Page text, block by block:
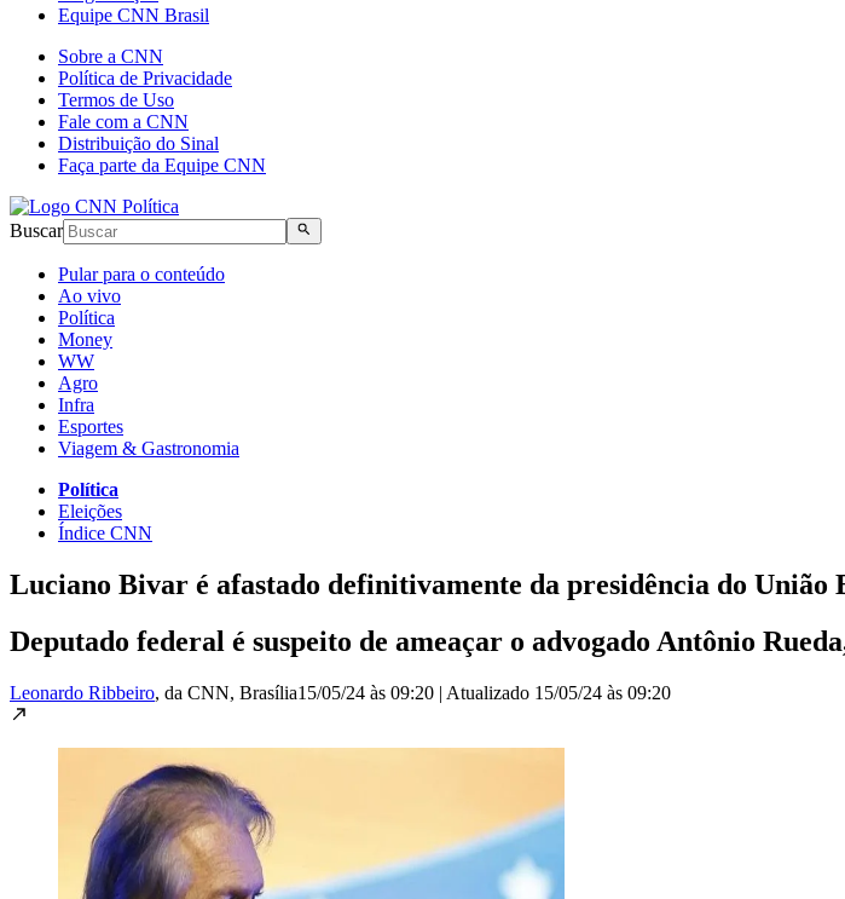
Equipe CNN Brasil
Sobre a CNN
Política de Privacidade
Termos de Uso
Fale com a CNN
Distribuição do Sinal
Faça parte da Equipe CNN
Buscar
Pular para o conteúdo
Ao vivo
Política
Money
WW
Agro
Infra
Esportes
Viagem & Gastronomia
Política
Eleições
Índice CNN
Luciano Bivar é afastado definitivamente da presidência do União
Deputado federal é suspeito de ameaçar o advogado Antônio
Leonardo Ribbeiro, da CNN, Brasília15/05/24 às 09:20 | Atualizado 15/05/24 às 09:20